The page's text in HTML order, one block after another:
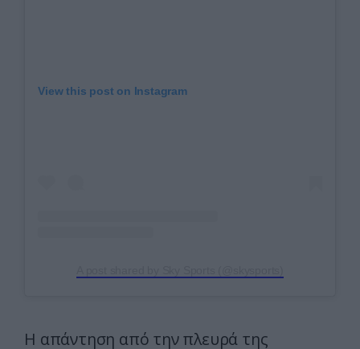
View this post on Instagram
Η απάντηση από την πλευρά της